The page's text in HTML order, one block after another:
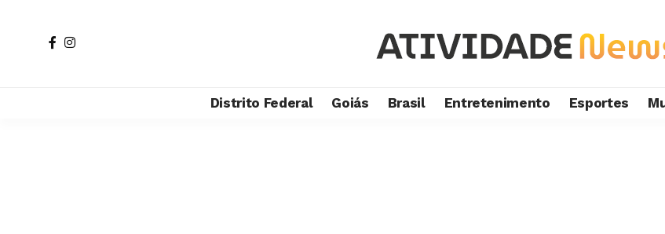
Distrito Federal Goiás Brasil Entretenimento Esportes